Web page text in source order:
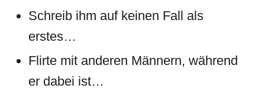
Schreib ihm auf keinen Fall als
erstes…
Flirte mit anderen Männern, während
er dabei ist…